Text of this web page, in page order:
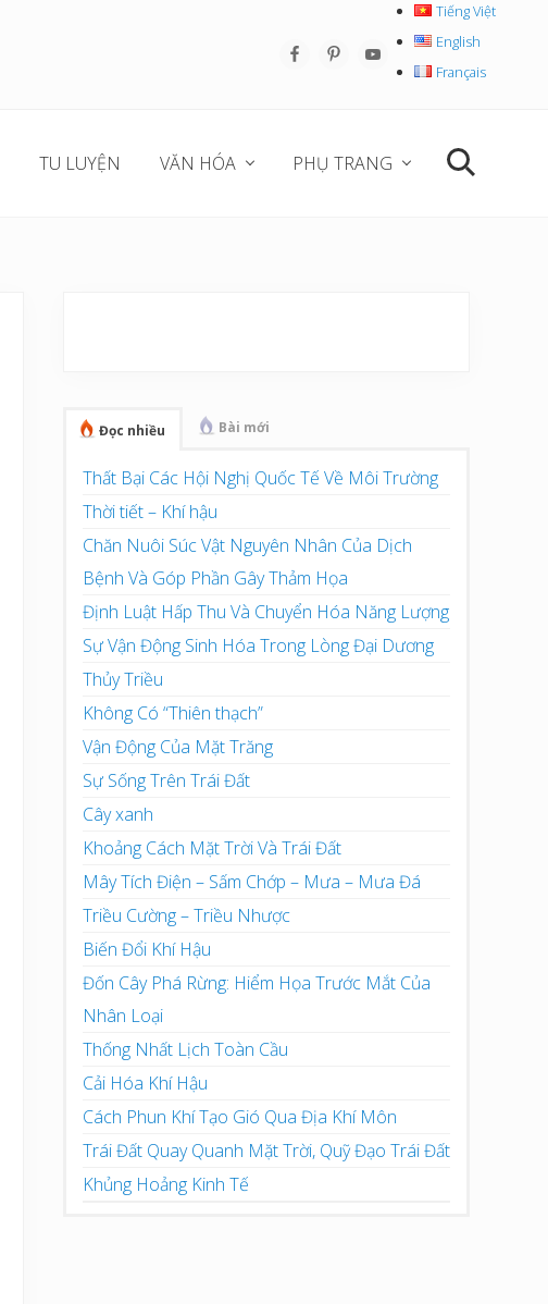
Tiếng Việt
English
Français
TU LUYỆN VĂN HÓA PHỤ TRANG Search
Đọc nhiều Bài mới
Thất Bại Các Hội Nghị Quốc Tế Về Môi Trường
Thời tiết – Khí hậu
Chăn Nuôi Súc Vật Nguyên Nhân Của Dịch
Bệnh Và Góp Phần Gây Thảm Họa
Định Luật Hấp Thu Và Chuyển Hóa Năng Lượng
Sự Vận Động Sinh Hóa Trong Lòng Đại Dương
Thủy Triều
Không Có “Thiên thạch”
Vận Động Của Mặt Trăng
Sự Sống Trên Trái Đất
Cây xanh
Khoảng Cách Mặt Trời Và Trái Đất
Mây Tích Điện – Sấm Chớp – Mưa – Mưa Đá
Triều Cường – Triều Nhược
Biến Đổi Khí Hậu
Đốn Cây Phá Rừng: Hiểm Họa Trước Mắt Của
Nhân Loại
Thống Nhất Lịch Toàn Cầu
Cải Hóa Khí Hậu
Cách Phun Khí Tạo Gió Qua Địa Khí Môn
Trái Đất Quay Quanh Mặt Trời, Quỹ Đạo Trái Đất
Khủng Hoảng Kinh Tế